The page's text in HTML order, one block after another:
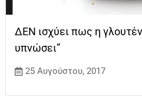
ΔΕΝ ισχύει πως η
υπνώσει”
25 Αυγούστου, 2017